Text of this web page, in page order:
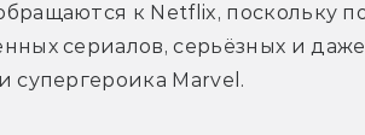
к Netflix, поскольку
сериалов, серьёзных и
супергероика Marvel.